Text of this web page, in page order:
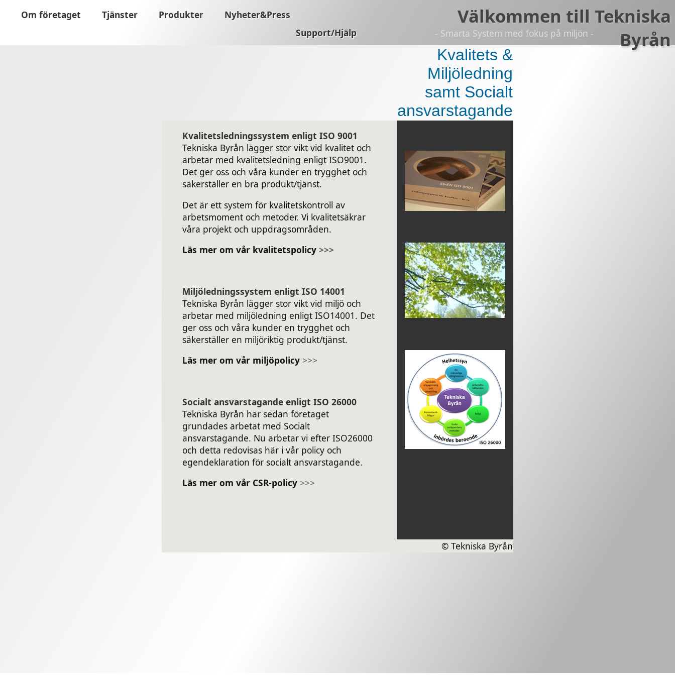
Välkommen till Tekniska
Byrån
Om företaget Tjänster Produkter
Nyheter&Press
Support/Hjälp
- Smarta System med fokus på miljön -
Kvalitets &
Miljöledning
samt Socialt
ansvarstagande
Kvalitetsledningssystem enligt ISO 9001
Tekniska Byrån lägger stor vikt vid kvalitet och
arbetar med kvalitetsledning enligt ISO9001.
Det ger oss och våra kunder en trygghet och
säkerställer en bra produkt/tjänst.
Det är ett system för kvalitetskontroll av
arbetsmoment och metoder. Vi kvalitetsäkrar
våra projekt och uppdragsområden.
Läs mer om vår kvalitetspolicy >>>
Miljöledningssystem enligt ISO 14001
Tekniska Byrån lägger stor vikt vid miljö och
arbetar med miljöledning enligt ISO14001. Det
ger oss och våra kunder en trygghet och
säkerställer en miljöriktig produkt/tjänst.
Läs mer om vår miljöpolicy >>>
Socialt ansvarstagande enligt ISO 26000
Tekniska Byrån har sedan företaget
grundades arbetat med Socialt
ansvarstagande. Nu arbetar vi efter ISO26000
och detta redovisas här i vår policy och
egendeklaration för socialt ansvarstagande.
Läs mer om vår CSR-policy >>>
© Tekniska Byrån